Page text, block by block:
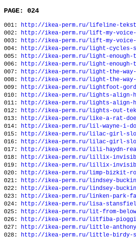
PAGE: 024
001: http://ikea-perm.ru/lifeline-
002: http://ikea-perm.ru/lift-my-
003: http://ikea-perm.ru/lift-my-
004: http://ikea-perm.ru/light-cycles-
005: http://ikea-perm.ru/light-
006: http://ikea-perm.ru/light-
007: http://ikea-perm.ru/light-the-
008: http://ikea-perm.ru/light-the-
009: http://ikea-perm.ru/lightfoot-
010: http://ikea-perm.ru/lights-align-
011: http://ikea-perm.ru/lights-align-
012: http://ikea-perm.ru/lights-out-
013: http://ikea-perm.ru/like-a-rat-
014: http://ikea-perm.ru/lil-wayne-i-
015: http://ikea-perm.ru/lilac-girl-
016: http://ikea-perm.ru/lilac-girl-
017: http://ikea-perm.ru/lili-haydn-
018: http://ikea-perm.ru/lillix-
019: http://ikea-perm.ru/lillix-
020: http://ikea-perm.ru/limp-bizkit-
021: http://ikea-perm.ru/lindsey-
022: http://ikea-perm.ru/lindsey-
023: http://ikea-perm.ru/linken-park-
024: http://ikea-perm.ru/lisa-
025: http://ikea-perm.ru/lit-from-
026: http://ikea-perm.ru/litfiba-
027: http://ikea-perm.ru/little-
028: http://ikea-perm.ru/little-birdy-